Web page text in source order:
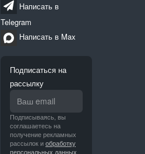
Написать в
Telegram
Написать в Max
Подписаться на
рассылку
Подписываясь, вы
соглашаетесь на
получение рекламных
рассылок иобработку
персональных данных